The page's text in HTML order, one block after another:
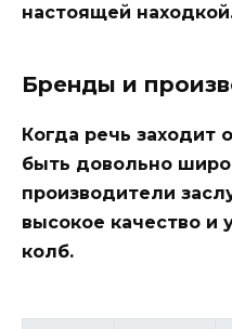
настоящей
Бренды и
Когда речь заходит
быть довольно
производители
высокое качество и
колб.